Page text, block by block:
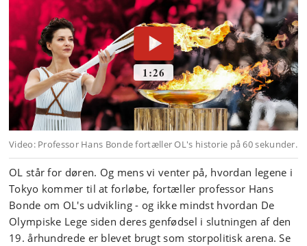
OL står for døren. Og mens vi venter på, hvordan legene i
Tokyo kommer til at forløbe, fortæller professor Hans
Bonde om OL's udvikling - og ikke mindst hvordan De
Olympiske Lege siden deres genfødsel i slutningen af den
19. århundrede er blevet brugt som storpolitisk arena. Se